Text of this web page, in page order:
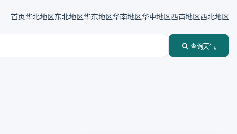
首页华北地区东北地区华东地区华南地区华中地区西南地区西北地区
查询天气